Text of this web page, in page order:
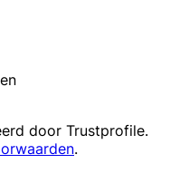
door Trustprofile.
.